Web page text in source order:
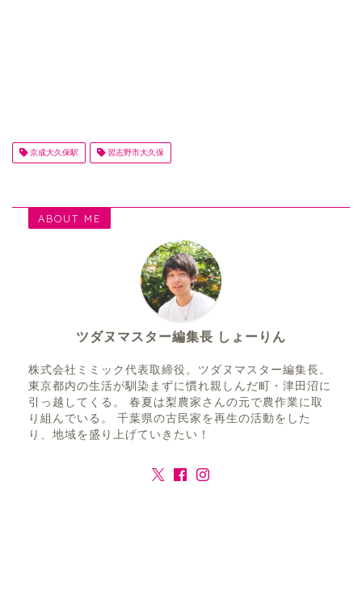
京成大久保駅 習志野市大久保
ABOUT ME
ツダヌマスター編集長 しょーりん
株式会社ミミック代表取締役。ツダヌマスター編集長。
東京都内の生活が馴染まずに慣れ親しんだ町・津田沼に
引っ越してくる。 春夏は梨農家さんの元で農作業に取
り組んでいる。 千葉県の古民家を再生の活動をした
り、地域を盛り上げていきたい！